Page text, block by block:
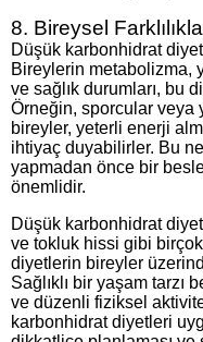
8. Bireysel
Düşük karbonhidrat
Bireylerin metabolizma,
ve sağlık durumları, bu
Örneğin, sporcular veya
bireyler, yeterli enerji
ihtiyaç duyabilirler. Bu
yapmadan önce bir
önemlidir.
Düşük karbonhidrat
ve tokluk hissi gibi
diyetlerin bireyler
Sağlıklı bir yaşam tarzı
ve düzenli fiziksel
karbonhidrat diyetleri